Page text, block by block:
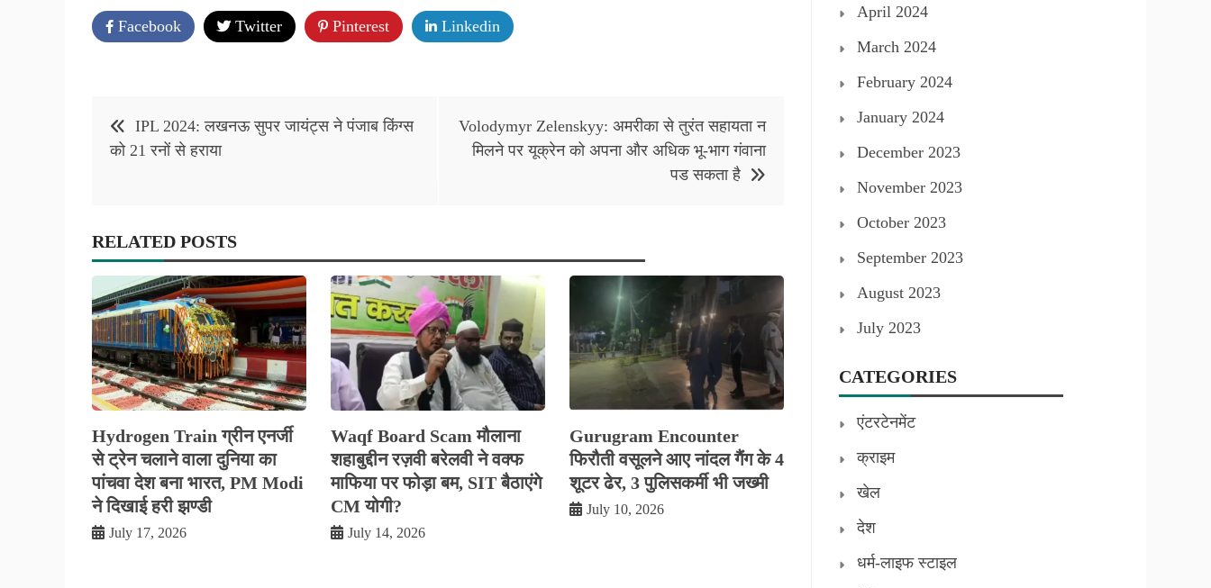
Facebook Twitter Pinterest Linkedin
Post
navigation
IPL 2024: लखनऊ सुपर जायंट्स ने पंजाब किंग्स
को 21 रनों से हराया
Volodymyr Zelenskyy: अमरीका से तुरंत सहायता न
मिलने पर यूक्रेन को अपना और अधिक भू-भाग गंवाना
पड सकता है
RELATED POSTS
Hydrogen Train ग्रीन एनर्जी
से ट्रेन चलाने वाला दुनिया का
पांचवा देश बना भारत, PM Modi
ने दिखाई हरी झण्डी
July 17, 2026
Waqf Board Scam मौलाना
शहाबुद्दीन रज़वी बरेलवी ने वक्फ
माफिया पर फोड़ा बम, SIT बैठाएंगे
CM योगी?
July 14, 2026
Gurugram Encounter
फिरौती वसूलने आए नांदल गैंग के 4
शूटर ढेर, 3 पुलिसकर्मी भी जख्मी
July 10, 2026
April 2024
March 2024
February 2024
January 2024
December 2023
November 2023
October 2023
September 2023
August 2023
July 2023
CATEGORIES
एंटरटेनमेंट
क्राइम
खेल
देश
धर्म-लाइफ स्टाइल